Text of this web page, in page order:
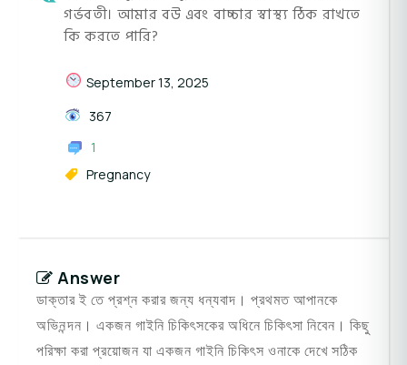
গর্ভবতী। আমার বউ এবং বাচ্চার স্বাস্থ্য ঠিক রাখতে
কি করতে পারি?
September 13, 2025
367
1
Pregnancy
Answer
ডাক্তার ই তে প্রশ্ন করার জন্য ধন্যবাদ। প্রথমত আপানকে
অভিনন্দন। একজন গাইনি চিকিৎসকের অধিনে চিকিৎসা নিবেন। কিছু
পরিক্ষা করা প্রয়োজন যা একজন গাইনি চিকিৎস ওনাকে দেখে সঠিক